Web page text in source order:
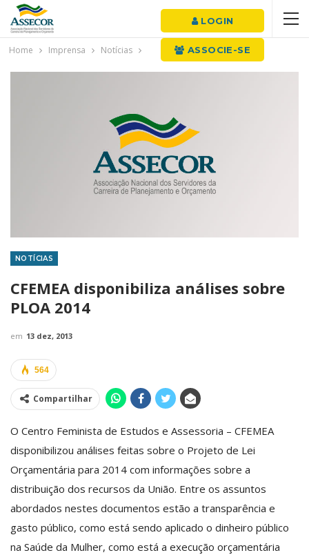
LOGIN
ASSOCIE-SE
Home Imprensa Notícias
NOTÍCIAS
CFEMEA disponibiliza análises sobre
PLOA 2014
em 13 dez, 2013
564
Compartilhar
O Centro Feminista de Estudos e Assessoria – CFEMEA
disponibilizou análises feitas sobre o Projeto de Lei
Orçamentária para 2014 com informações sobre a
distribuição dos recursos da União. Entre os assuntos
abordados nestes documentos estão a transparência e
gasto público, como está sendo aplicado o dinheiro público
na Saúde da Mulher, como está a execução orçamentária